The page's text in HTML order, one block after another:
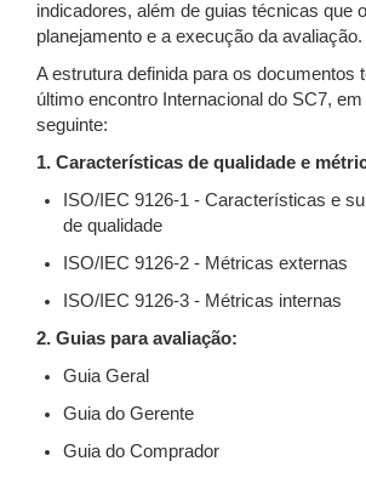
indicadores, além de guias técnicas que
planejamento e a execução da avaliação.
A estrutura definida para os documentos
último encontro Internacional do SC7,
seguinte:
1. Características de qualidade e
ISO/IEC 9126-1 - Características e
de qualidade
ISO/IEC 9126-2 - Métricas externas
ISO/IEC 9126-3 - Métricas internas
2. Guias para avaliação:
Guia Geral
Guia do Gerente
Guia do Comprador